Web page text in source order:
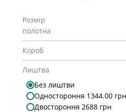
Розмір
полотна
Короб
Лиштва
Без лиштви
Одностороння 1344.00 грн
Двостороння 2688 грн